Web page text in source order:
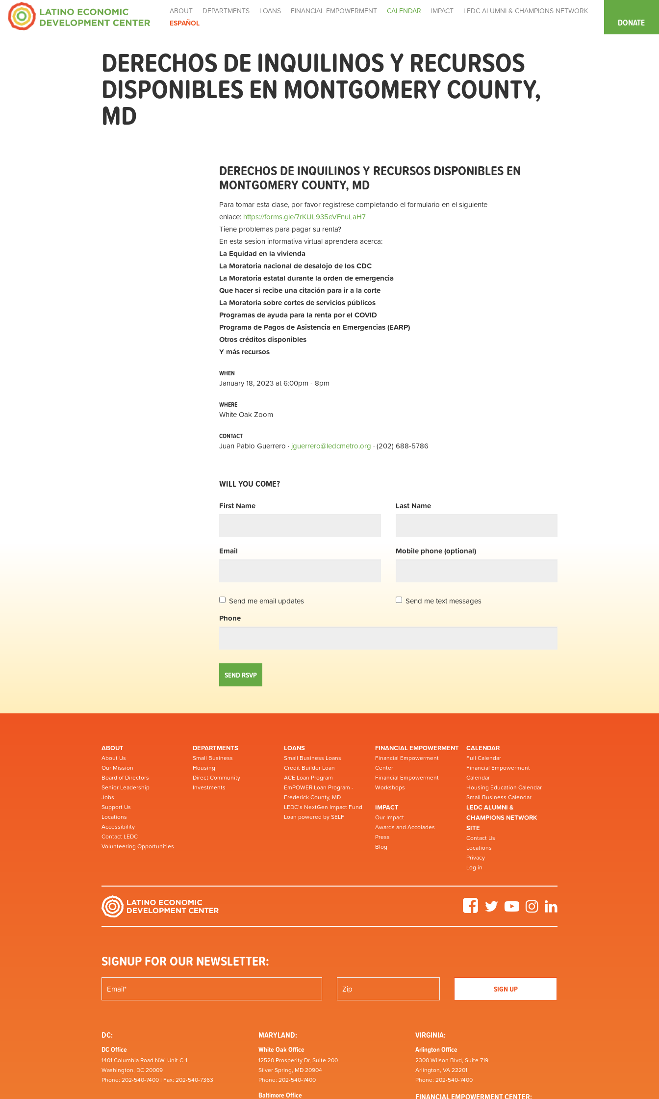
ABOUT DEPARTMENTS LOANS FINANCIAL EMPOWERMENT CALENDAR IMPACT
LEDC ALUMNI & CHAMPIONS NETWORK
ESPAÑOL
DONATE
DERECHOS DE INQUILINOS Y RECURSOS
DISPONIBLES EN MONTGOMERY COUNTY,
MD
DERECHOS DE INQUILINOS Y RECURSOS DISPONIBLES EN
MONTGOMERY COUNTY, MD
Para tomar esta clase, por favor registrese completando el formulario en el siguiente
enlace: https://forms.gle/7rKUL935eVFnuLaH7
Tiene problemas para pagar su renta?
En esta sesion informativa virtual aprendera acerca:
La Equidad en la vivienda
La Moratoria nacional de desalojo de los CDC
La Moratoria estatal durante la orden de emergencia
Que hacer si recibe una citación para ir a la corte
La Moratoria sobrecortes de servicios públicos
Programas de ayuda para la renta por el COVID
Programa de Pagos de Asistencia en Emergencias (EARP)
Otroscréditosdisponibles
Y más recursos
WHEN
January 18, 2023 at 6:00pm - 8pm
WHERE
White Oak Zoom
CONTACT
Juan Pablo Guerrero · jguerrero@ledcmetro.org · (202) 688-5786
WILL YOU COME?
First Name Last Name
Email Mobile phone (optional)
Send me email updates
Send me text messages
Phone
ABOUT
About Us
Our Mission
Board of Directors
Senior Leadership
Jobs
Support Us
Locations
Accessibility
Contact LEDC
Volunteering Opportunities
DEPARTMENTS
Small Business
Housing
Direct Community
Investments
LOANS
Small Business Loans
Credit Builder Loan
ACE Loan Program
EmPOWER Loan Program -
Frederick County, MD
LEDC’s NextGen Impact Fund
Loan powered by SELF
FINANCIAL EMPOWERMENT
Financial Empowerment
Center
Financial Empowerment
Workshops
CALENDAR
Full Calendar
Financial Empowerment
Calendar
Housing Education Calendar
Small Business Calendar
IMPACT
Our Impact
Awards and Accolades
Press
Blog
LEDC ALUMNI &
CHAMPIONS NETWORK
SITE
Contact Us
Locations
Privacy
Log in
FacebookTwitter YouTubeInstagram
SIGNUP FOR OUR NEWSLETTER:
DC:
DC Office
1401 Columbia Road NW, Unit C-1
Washington, DC 20009
Phone: 202-540-7400 | Fax: 202-540-7363
MARYLAND:
White Oak Office
12520 Prosperity Dr, Suite 200
Silver Spring, MD 20904
Phone: 202-540-7400
Baltimore Office
VIRGINIA:
Arlington Office
2300 Wilson Blvd, Suite 719
Arlington, VA 22201
Phone: 202-540-7400
FINANCIAL EMPOWERMENT CENTER: